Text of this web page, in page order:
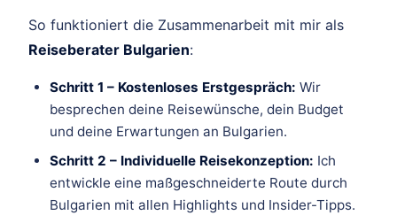
So funktioniert die Zusammenarbeit mit mir als
Reiseberater Bulgarien:
Schritt 1 – Kostenloses Erstgespräch: Wir
besprechen deine Reisewünsche, dein Budget
und deine Erwartungen an Bulgarien.
Schritt 2 – Individuelle Reisekonzeption: Ich
entwickle eine maßgeschneiderte Route durch
Bulgarien mit allen Highlights und Insider-Tipps.